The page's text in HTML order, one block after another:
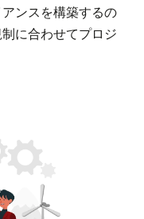
ンスを構築するの
に合わせてプロジ